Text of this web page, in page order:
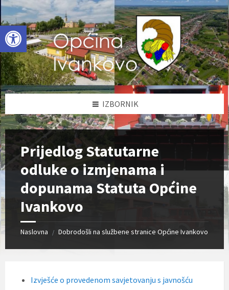
Open toolbar
Skip
to
content
Skip
to
left
sidebar
Skip
to
footer
IZBORNIK
Prijedlog Statutarne
odluke o izmjenama i
dopunama Statuta Općine
Ivankovo
Naslovna / Dobrodošli na službene stranice Općine Ivankovo
Izvješće o provedenom savjetovanju s javnošću